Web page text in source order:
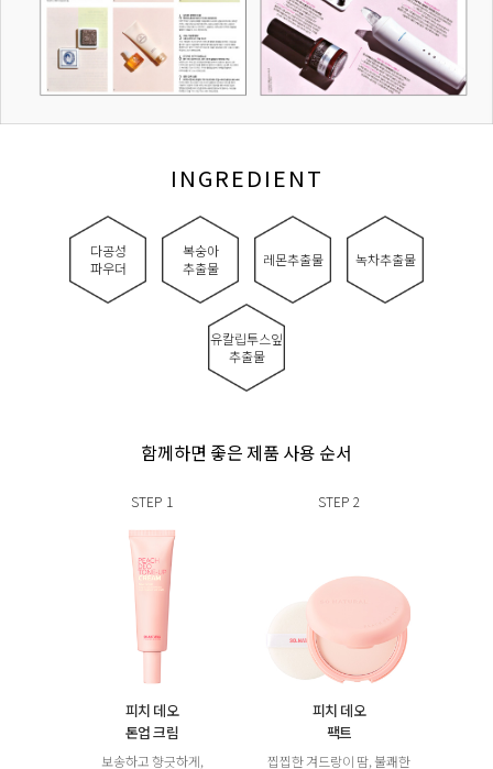
INGREDIENT
다공성
파우더
복숭아
추출물
레몬추출물 녹차추출물
유칼립투스잎
추출물
함께하면 좋은 제품 사용 순서
STEP 1
피치 데오
톤업 크림
보송하고 향긋하게,
STEP 2
피치 데오
팩트
찝찝한 겨드랑이 땀, 불쾌한